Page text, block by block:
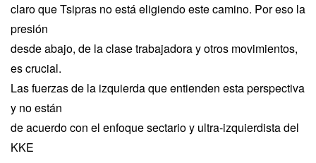
claro que Tsipras no está eligiendo este camino. Por eso la
presión
desde abajo, de la clase trabajadora y otros movimientos,
es crucial.
Las fuerzas de la izquierda que entienden esta perspectiva
y no están
de acuerdo con el enfoque sectario y ultra-izquierdista del
KKE